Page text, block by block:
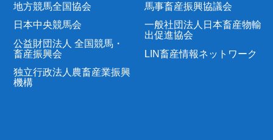
地方競馬全国協会
日本中央競馬会
公益財団法人 全国競馬・
畜産振興会
独立行政法人農畜産業振興
機構
馬事畜産振興協議会
一般社団法人日本畜産物輸
出促進協会
LIN畜産情報ネットワーク